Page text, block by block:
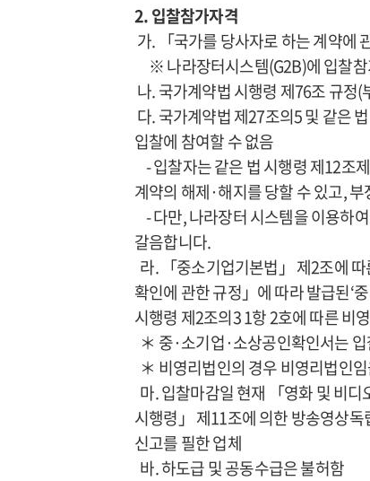
2. 입찰참가자격
가. 「국가를 당사자로 하는 계약에
※ 나라장터시스템(G2B)에 입찰참
나. 국가계약법 시행령 제76조 규정
다. 국가계약법 제27조의5 및 같은
입찰에 참여할 수 없음
- 입찰자는 같은 법 시행령 제12조
계약의 해제·해지를 당할 수 있고,
- 다만, 나라장터 시스템을 이용하
갈음합니다.
라. 「중소기업기본법」 제2조에
확인에 관한 규정」에 따라 발급된‘
시행령 제2조의3 1항 2호에 따른 비
＊ 중·소기업·소상공인확인서는
＊ 비영리법인의 경우 비영리법인
마. 입찰마감일 현재 「영화 및 비
시행령」 제11조에 의한 방송영상
신고를 필한 업체
바. 하도급 및 공동수급은 불허함